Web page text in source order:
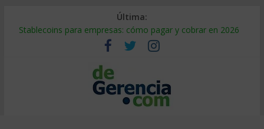
Última:
Stablecoins para empresas: cómo pagar y cobrar en 2026
Despido silencioso: qué es y por qué sale tan caro
IA en selección de personal: cómo auditarla a tiempo
Trabajo forzoso en la cadena de suministro: qué hacer
Mercado hispano de EE. UU.: cómo segmentarlo y venderle